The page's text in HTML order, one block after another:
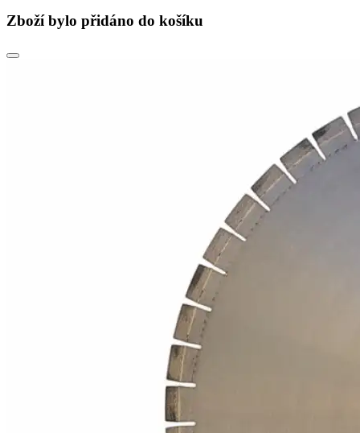
Zboží bylo přidáno do košíku